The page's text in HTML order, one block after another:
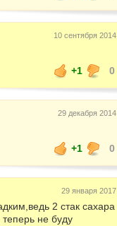
10 сентября 2014
+1
0
29 декабря 2014
+1
0
29 января 2017
2 стак сахара
не буду